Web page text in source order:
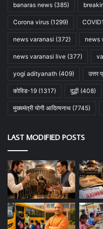
banaras news (385)
Corona virus (1299)
news varanasi (372) news
news varanasi live (377)
yogi adityanath (409) उत्तर
कोविड-19 (1317) दुद्धी (408)
मुख्यमंत्री योगी आदित्यनाथ (7745)
LAST MODIFIED POSTS